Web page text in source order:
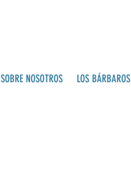
SOBRE NOSOTROS LOS BÁRBAROS